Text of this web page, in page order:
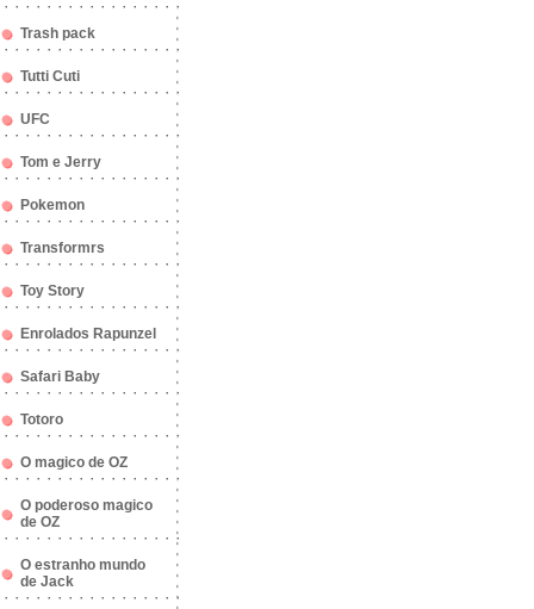
Trash pack
Tutti Cuti
UFC
Tom e Jerry
Pokemon
Transformrs
Toy Story
Enrolados Rapunzel
Safari Baby
Totoro
O magico de OZ
O poderoso magico
de OZ
O estranho mundo
de Jack